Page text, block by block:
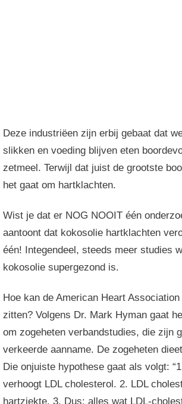
Deze industriëen zijn erbij gebaat dat
slikken en voeding blijven eten
zetmeel. Terwijl dat juist de grootste
het gaat om hartklachten.
Wist je dat er NOG NOOIT één
aantoont dat kokosolie hartklachten
één! Integendeel, steeds meer studies
kokosolie supergezond is.
Hoe kan de American Heart
zitten? Volgens Dr. Mark Hyman gaat
om zogeheten verbandstudies, die zijn
verkeerde aanname. De zogeheten
Die onjuiste hypothese gaat als volgt:
verhoogt LDL cholesterol. 2. LDL
hartziekte. 3. Dus: alles wat LDL-